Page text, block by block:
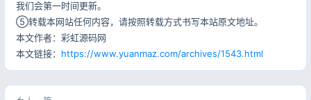
我们会第一时间更新。
⑤转载本网站任何内容，请按照转载方式书写本站原文地址。
本文作者：彩虹源码网
本文链接： https://www.yuanmaz.com/archives/1543.html